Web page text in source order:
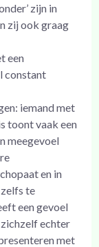
zijn in
zij ook graag
een
constant
iemand met
toont vaak een
meegevoel
en in
te
een gevoel
zichzelf echter
met